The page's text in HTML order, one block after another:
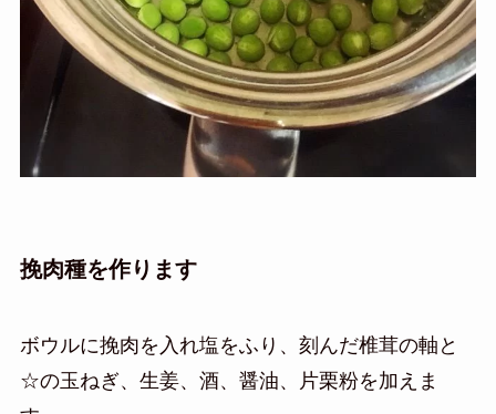
挽肉種を作ります
ボウルに挽肉を入れ塩をふり、刻んだ椎茸の軸と
☆の玉ねぎ、生姜、酒、醤油、片栗粉を加えま